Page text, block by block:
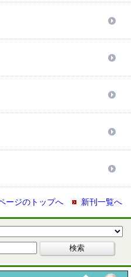
新刊一覧へ
ージのトップへ